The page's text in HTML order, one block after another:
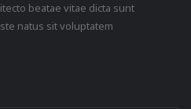
beatae vitae dicta sunt
natus sit voluptatem